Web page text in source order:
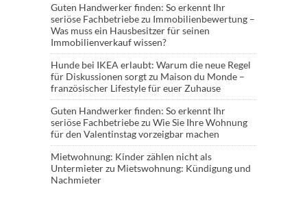
Guten Handwerker finden: So erkennt Ihr
seriöse Fachbetriebezu Immobilienbewertung –
Was muss ein Hausbesitzer für seinen
Immobilienverkauf wissen?
Hunde bei IKEA erlaubt: Warum die neue Regel
für Diskussionen sorgtzu Maison du Monde –
französischer Lifestyle für euer Zuhause
Guten Handwerker finden: So erkennt Ihr
seriöse Fachbetriebezu Wie Sie Ihre Wohnung
für den Valentinstag vorzeigbar machen
Mietwohnung: Kinder zählen nicht als
Untermieterzu Mietswohnung: Kündigung und
Nachmieter